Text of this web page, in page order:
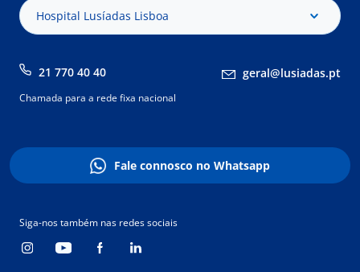
Hospital Lusíadas Lisboa
21 770 40 40 geral@lusiadas.pt
Chamada para a rede fixa nacional
Fale connosco no Whatsapp
Siga-nos também nas redes sociais